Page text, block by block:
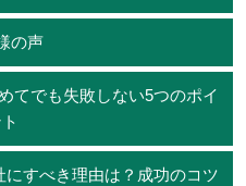
の声
てでも失敗しない5つのポイ
すべき理由は？成功のコツ